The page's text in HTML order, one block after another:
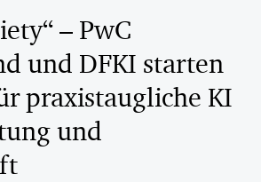
– PwC
und DFKI starten
praxistaugliche KI
und